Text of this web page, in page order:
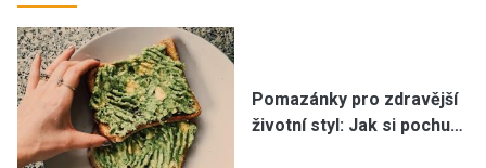
Pomazánky pro zdravější
životní styl: Jak si pochu…